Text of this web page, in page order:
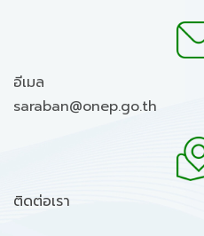
อีเมล
saraban@onep.go.th
ติดต่อเรา